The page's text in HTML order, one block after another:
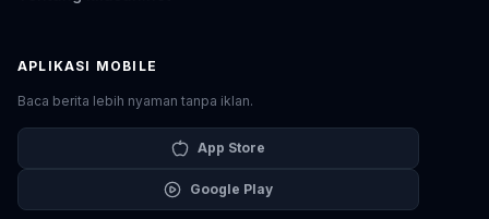
APLIKASI MOBILE
Baca berita lebih nyaman tanpa iklan.
App Store
Google Play